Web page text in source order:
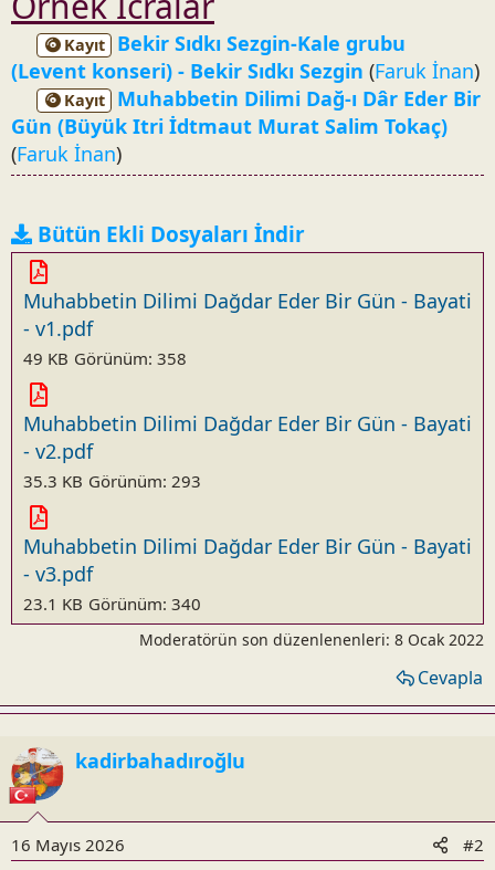
Kayıt
Bekir Sıdkı Sezgin-Kale grubu
(Levent konseri) - Bekir Sıdkı Sezgin (Faruk İnan)
Kayıt
Muhabbetin Dilimi Dağ-ı Dâr Eder Bir
Gün (Büyük Itri İdtmaut Murat Salim Tokaç)
(Faruk İnan)
Bütün Ekli Dosyaları İndir
Muhabbetin Dilimi Dağdar Eder Bir Gün - Bayati
- v1.pdf
49 KB Görünüm: 358
Muhabbetin Dilimi Dağdar Eder Bir Gün - Bayati
- v2.pdf
35.3 KB Görünüm: 293
Muhabbetin Dilimi Dağdar Eder Bir Gün - Bayati
- v3.pdf
23.1 KB Görünüm: 340
Moderatörün son düzenlenenleri: 8 Ocak 2022
Cevapla
kadirbahadıroğlu
16 Mayıs 2026 #2